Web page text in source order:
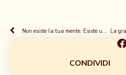
Non esiste la tua mente. Esiste una sola unica mente.
CONDIVIDI